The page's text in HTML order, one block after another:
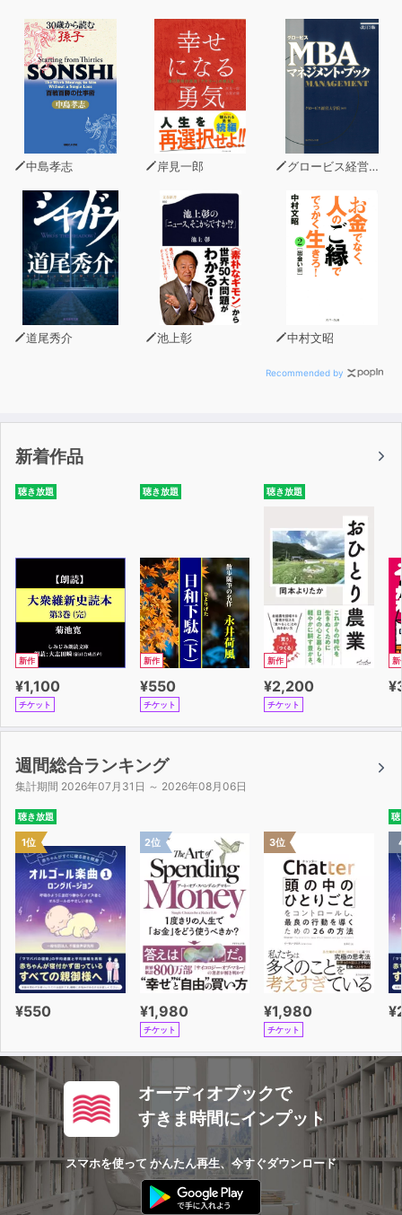
中島孝志 岸見一郎 グロービス経営大学院
道尾秀介 池上彰 中村文昭
Recommended by
新着作品
聴き放題
新作
¥1,100
チケット
聴き放題
新作
¥550
チケット
聴き放題
新作
¥2,200
チケット
新
週間総合ランキング
集計期間 2026年07月31日 ～ 2026年08月06日
聴き放題
1位
¥550
2位
¥1,980
チケット
3位
¥1,980
チケット
聴
オーディオブックで
すきま時間にインプット
スマホを使って かんたん再生、今すぐダウンロード